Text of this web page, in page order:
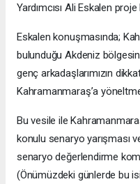
Yardımcısı Ali Eskalen
Eskalen konuşmasında;
bulunduğu Akdeniz
genç arkadaşlarımızın
Kahramanmaraş’a
Bu vesile ile
konulu senaryo yarışması
senaryo değerlendirme
(Önümüzdeki günlerde bu